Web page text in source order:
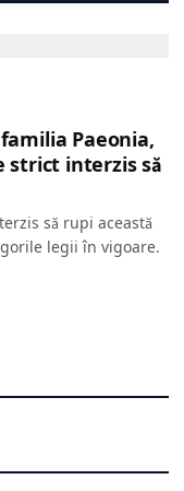
Paeonia,
strict interzis să
să rupi această
legii în vigoare.